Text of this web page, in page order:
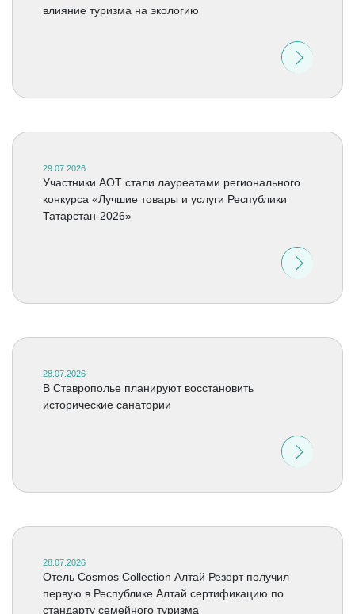
влияние туризма на экологию
29.07.2026
Участники АОТ стали лауреатами регионального
конкурса «Лучшие товары и услуги Республики
Татарстан-2026»
28.07.2026
В Ставрополье планируют восстановить
исторические санатории
28.07.2026
Отель Cosmos Collection Алтай Резорт получил
первую в Республике Алтай сертификацию по
стандарту семейного туризма